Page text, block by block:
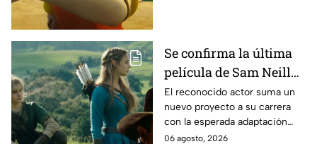
Se confirma la última
película de Sam Neill
antes de morir: esto es
lo que se sabe hasta
ahora
El reconocido actor suma un
nuevo proyecto a su carrera
con la esperada adaptación
cinematográfica del popular
06 agosto, 2026